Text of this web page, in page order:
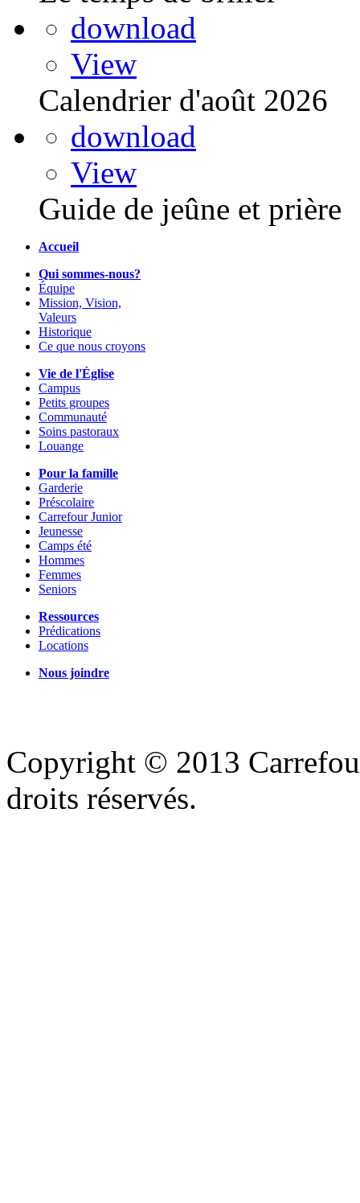
download
View
Calendrier d'août 2026
download
View
Guide de jeûne et prière
Accueil
Qui sommes-nous?
Équipe
Mission, Vision,
Valeurs
Historique
Ce que nous croyons
Vie de l'Église
Campus
Petits groupes
Communauté
Soins pastoraux
Louange
Pour la famille
Garderie
Préscolaire
Carrefour Junior
Jeunesse
Camps été
Hommes
Femmes
Seniors
Ressources
Prédications
Locations
Nous joindre
Copyright © 2013
droits réservés.